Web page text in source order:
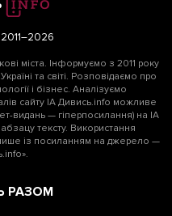
міста. Інформуємо з 2011 року
та світі. Розповідаємо про
і бізнес. Аналізуємо
сайту ІА Дивись.info можливе
видань — гіперпосилання) на ІА
тексту. Використання
із посиланням на джерело —
РАЗОМ